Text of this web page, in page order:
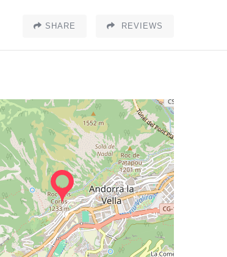
SHARE REVIEWS